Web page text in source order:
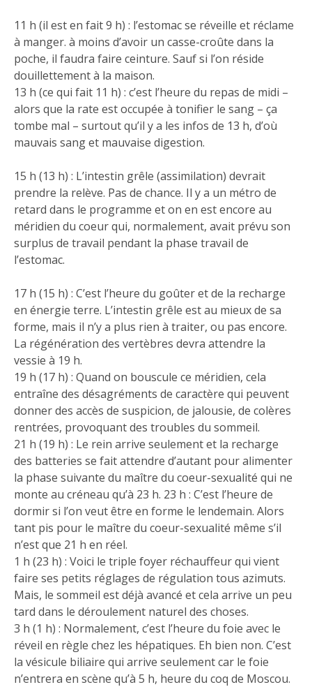
11 h (il est en fait 9 h) : l’estomac se réveille et réclame
à manger. à moins d’avoir un casse-croûte dans la
poche, il faudra faire ceinture. Sauf si l’on réside
douillettement à la maison.
13 h (ce qui fait 11 h) : c’est l’heure du repas de midi –
alors que la rate est occupée à tonifier le sang – ça
tombe mal – surtout qu’il y a les infos de 13 h, d’où
mauvais sang et mauvaise digestion.
15 h (13 h) : L’intestin grêle (assimilation) devrait
prendre la relève. Pas de chance. Il y a un métro de
retard dans le programme et on en est encore au
méridien du coeur qui, normalement, avait prévu son
surplus de travail pendant la phase travail de
l’estomac.
17 h (15 h) : C’est l’heure du goûter et de la recharge
en énergie terre. L’intestin grêle est au mieux de sa
forme, mais il n’y a plus rien à traiter, ou pas encore.
La régénération des vertèbres devra attendre la
vessie à 19 h.
19 h (17 h) : Quand on bouscule ce méridien, cela
entraîne des désagréments de caractère qui peuvent
donner des accès de suspicion, de jalousie, de colères
rentrées, provoquant des troubles du sommeil.
21 h (19 h) : Le rein arrive seulement et la recharge
des batteries se fait attendre d’autant pour alimenter
la phase suivante du maître du coeur-sexualité qui ne
monte au créneau qu’à 23 h. 23 h : C’est l’heure de
dormir si l’on veut être en forme le lendemain. Alors
tant pis pour le maître du coeur-sexualité même s’il
n’est que 21 h en réel.
1 h (23 h) : Voici le triple foyer réchauffeur qui vient
faire ses petits réglages de régulation tous azimuts.
Mais, le sommeil est déjà avancé et cela arrive un peu
tard dans le déroulement naturel des choses.
3 h (1 h) : Normalement, c’est l’heure du foie avec le
réveil en règle chez les hépatiques. Eh bien non. C’est
la vésicule biliaire qui arrive seulement car le foie
n’entrera en scène qu’à 5 h, heure du coq de Moscou.